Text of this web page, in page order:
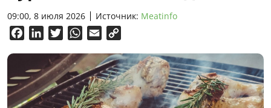
09:00, 8 июля 2026 Источник: Meatinfo
FacebookLinkedInTwitterWhatsApp
Email